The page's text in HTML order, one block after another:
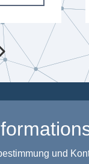
und